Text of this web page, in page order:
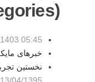
05:45
خبرهای
نخستین